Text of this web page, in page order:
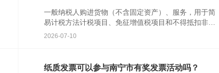
不得抵扣非应税交易而无法划分不得抵扣的进项
税额，应如何处理？
一般纳税人购进货物（不含固定资产）、服务，用于简
易计税方法计税项目、免征增值税项目和不得抵扣非应
税交易而无法划分不得抵扣的进项税额的，应当按照销
2026-07-10
纸质发票可以参与南宁市有奖发票活动吗？